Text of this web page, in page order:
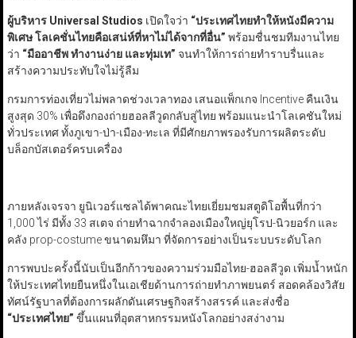
ผู้บริหาร Universal Studios เปิดใจว่า “ประเทศไทยทำให้หนังมีความ
พิเศษ โลเคชั่นไทยคือเสน่ห์ที่หาไม่ได้จากที่อื่น” พร้อมชื่นชมทีมงานไทย
ว่า “มืออาชีพ ทำงานง่าย และทุ่มเท” จนทำให้การถ่ายทำราบรื่นและ
สร้างความประทับใจไม่รู้ลืม
กรมการท่องเที่ยวไม่พลาดช่วงเวลาทอง เสนอแพ็กเกจ Incentive คืนเงิน
สูงสุด 30% เพื่อดึงกองถ่ายฮอลลีวูดกลับสู่ไทย พร้อมแนะนำโลเคชันใหม่
ทั่วประเทศ ทั้งภูเขา-ป่า-เมือง-ทะเล ที่มีศักยภาพรองรับการผลิตระดับ
บล็อกบัสเตอร์ครบเครื่อง
ภายหลังเจรจา ยูนิเวอร์แซลได้พาคณะไทยเยี่ยมชมสตูดิโอพื้นที่กว่า
1,000 ไร่ มีทั้ง 33 สเตจ ถ่ายทำฉากจำลองเมืองใหญ่ยุโรป-นิวยอร์ก และ
คลัง prop-costume ขนาดมหึมา ที่จัดการอย่างเป็นระบบระดับโลก
การพบปะครั้งนี้นับเป็นอีกก้าวของความร่วมมือไทย-ฮอลลีวูด เพิ่มน้ำหนัก
ให้ประเทศไทยยืนหนึ่งในเอเชียด้านการถ่ายทำภาพยนตร์ สอดคล้องวิสัย
ทัศน์รัฐบาลที่ต้องการผลักดันเศรษฐกิจสร้างสรรค์ และส่งชื่อ
“ประเทศไทย” ขึ้นแผนที่อุตสาหกรรมหนังโลกอย่างสง่างาม